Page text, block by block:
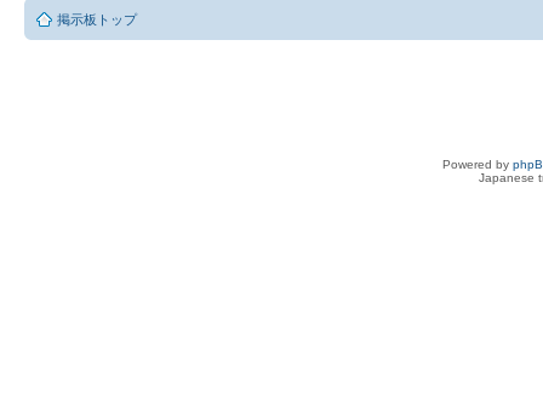
掲示板トップ
Powered by
Japanese